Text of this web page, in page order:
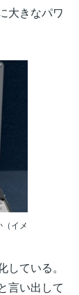
大きなパワ
イメ
している。
言い出して